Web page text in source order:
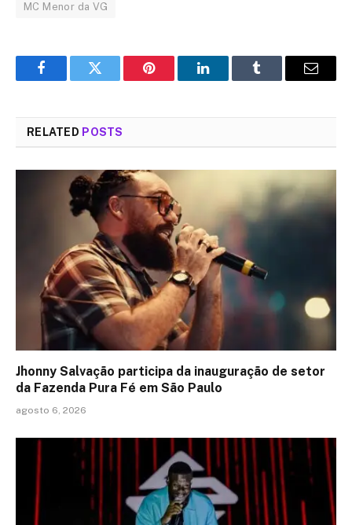
MC Menor da VG
FacebookTwitter Pinterest LinkedInTumblr Email
RELATED POSTS
Jhonny Salvação participa da inauguração de setor
da Fazenda Pura Fé em São Paulo
agosto 6, 2026